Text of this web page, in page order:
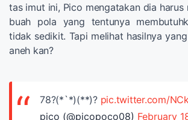
tas imut ini, Pico mengatakan dia harus
buah pola yang tentunya
tidak sedikit. Tapi melihat hasilnya
aneh kan?
78?(*`*)(**)? pic.twitter.com/
pico (@picopoco08) February